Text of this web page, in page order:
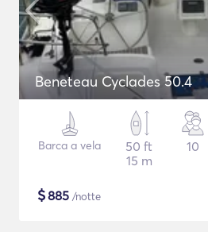
Beneteau Cyclades 50.4
Barca a vela
50 ft
15 m
10
$885 /notte